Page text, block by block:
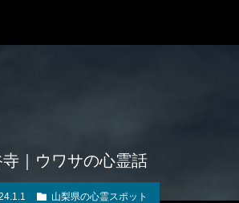
｜ウワサの心霊話
山梨県の心霊スポット